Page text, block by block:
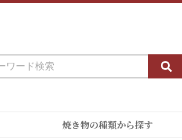
焼き物の種類から探す